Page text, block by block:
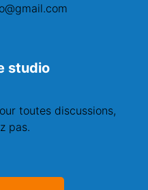
studio
toutes discussions,
pas.